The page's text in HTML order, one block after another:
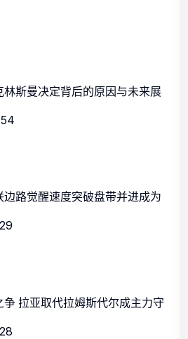
斯曼决定背后的原因与未来展
路觉醒速度突破盘带并进成为
拉亚取代拉姆斯代尔成主力守